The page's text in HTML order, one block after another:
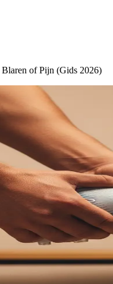
of Pijn (Gids 2026)